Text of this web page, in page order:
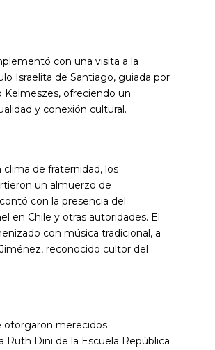
con una visita a la
Israelita de Santiago, guiada por
Kelmeszes, ofreciendo un
y conexión cultural.
clima de fraternidad, los
un almuerzo de
con la presencia del
en Chile y otras autoridades. El
con música tradicional, a
reconocido cultor del
otorgaron merecidos
Ruth Dini de la Escuela República